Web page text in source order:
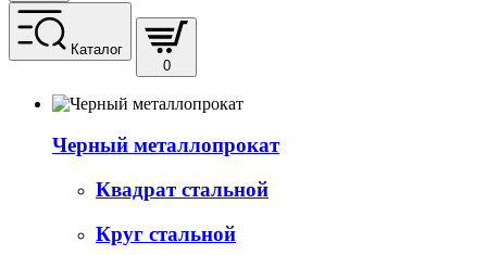
Каталог
0
Черный металлопрокат
Квадрат стальной
Круг стальной